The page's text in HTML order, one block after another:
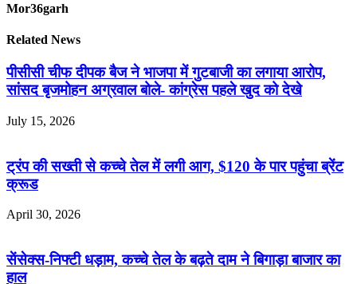
Mor36garh
Related News
पीसीसी चीफ दीपक बैज ने भाजपा में गुटबाजी का लगाया आरोप,
सांसद बृजमोहन अग्रवाल बोले- कांग्रेस पहले खुद को देखे
July 15, 2026
ट्रंप की सख्ती से कच्चे तेल में लगी आग, $120 के पार पहुंचा ब्रेंट
क्रूड
April 30, 2026
सेंसेक्स-निफ्टी धड़ाम, कच्चे तेल के बढ़ते दाम ने बिगाड़ा बाजार का
हाल